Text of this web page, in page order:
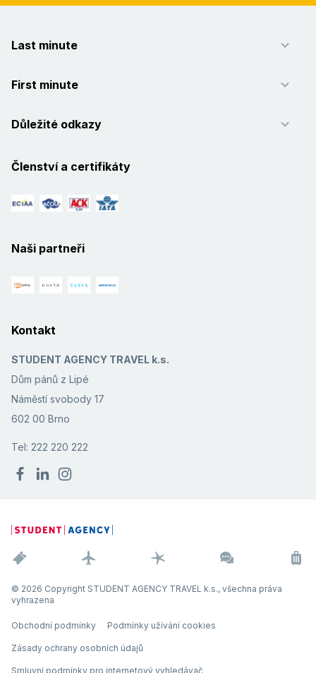
Last minute
First minute
Důležité odkazy
Členství a certifikáty
Naši partneři
Kontakt
STUDENT AGENCY TRAVEL k.s.
Dům pánů z Lipé
Náměstí svobody 17
602 00 Brno
Tel: 222 220 222
© 2026 Copyright STUDENT AGENCY TRAVEL k.s., všechna práva
vyhrazena
Obchodní podmínky Podmínky užívání cookies
Zásady ochrany osobních údajů
Smluvní podmínky pro internetový vyhledávač